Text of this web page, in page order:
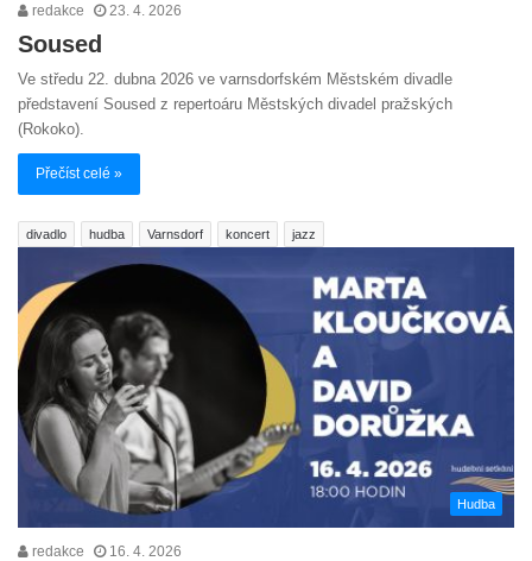
redakce 23. 4. 2026
Soused
Ve středu 22. dubna 2026 ve varnsdorfském Městském divadle
představení Soused z repertoáru Městských divadel pražských
(Rokoko).
Přečíst celé »
divadlo hudba Varnsdorf koncert jazz
Hudba
redakce 16. 4. 2026